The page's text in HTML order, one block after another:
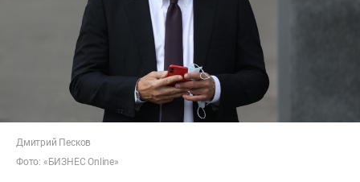
Дмитрий Песков
Фото: «БИЗНЕС Online»